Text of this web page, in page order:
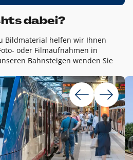
dabei?
Bildmaterial helfen wir Ihnen
oder Filmaufnahmen in
Bahnsteigen wenden Sie